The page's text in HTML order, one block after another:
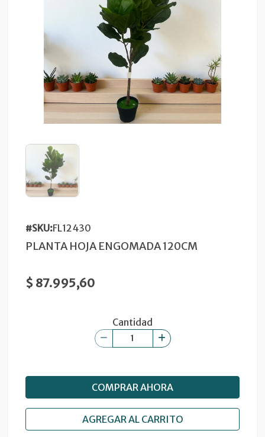
#SKU:FL12430
PLANTA HOJA ENGOMADA 120CM
$ 87.995,60
Cantidad
COMPRAR AHORA
AGREGAR AL CARRITO